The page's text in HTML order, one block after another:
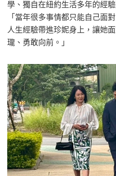
學、獨自在紐約生活多年的經
「當年很多事情都只能自己面
人生經驗帶進珍妮身上，讓她
瓏、勇敢向前。」